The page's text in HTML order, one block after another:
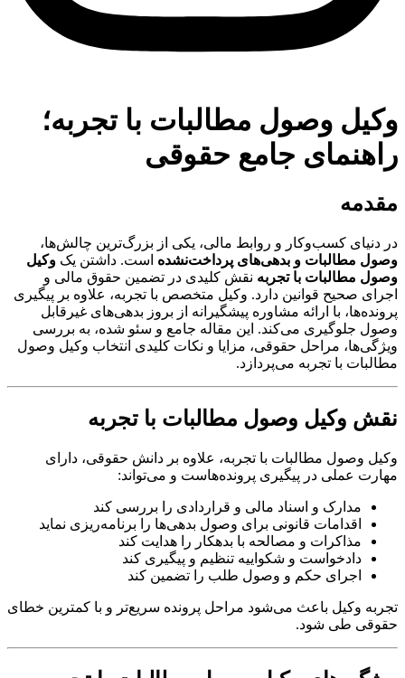
وکیل وصول مطالبات با تجربه؛
راهنمای جامع حقوقی
مقدمه
در دنیای کسب‌وکار و روابط مالی، یکی از بزرگ‌ترین چالش‌ها،
وصول مطالبات و بدهی‌های پرداخت‌نشده است. داشتن یک وکیل
وصول مطالبات با تجربه نقش کلیدی در تضمین حقوق مالی و
اجرای صحیح قوانین دارد. وکیل متخصص با تجربه، علاوه بر پیگیری
پرونده‌ها، با ارائه مشاوره پیشگیرانه از بروز بدهی‌های غیرقابل
وصول جلوگیری می‌کند. این مقاله جامع و سئو شده، به بررسی
ویژگی‌ها، مراحل حقوقی، مزایا و نکات کلیدی انتخاب وکیل وصول
مطالبات با تجربه می‌پردازد.
نقش وکیل وصول مطالبات با تجربه
وکیل وصول مطالبات با تجربه، علاوه بر دانش حقوقی، دارای
مهارت عملی در پیگیری پرونده‌هاست و می‌تواند:
مدارک و اسناد مالی و قراردادی را بررسی کند
اقدامات قانونی برای وصول بدهی‌ها را برنامه‌ریزی نماید
مذاکرات و مصالحه با بدهکار را هدایت کند
دادخواست و شکواییه تنظیم و پیگیری کند
اجرای حکم و وصول طلب را تضمین کند
تجربه وکیل باعث می‌شود مراحل پرونده سریع‌تر و با کمترین خطای
حقوقی طی شود.